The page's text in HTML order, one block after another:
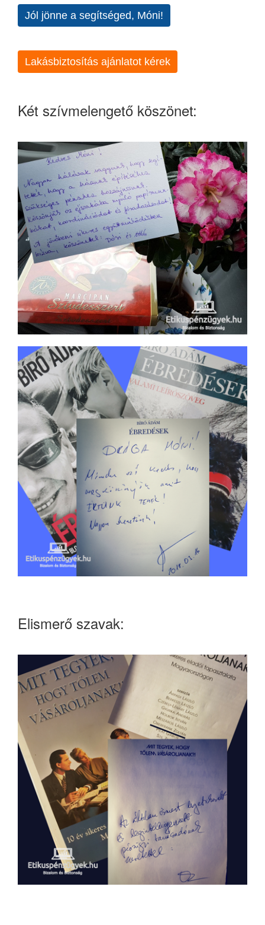
Jól jönne a segítséged, Móni!
Lakásbiztosítás ajánlatot kérek
Két szívmelengető köszönet:
Elismerő szavak: